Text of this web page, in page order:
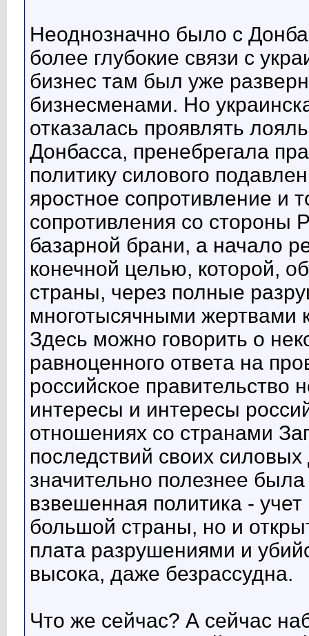
Неоднозначно было с
более глубокие связи с
бизнес там был уже
бизнесменами. Но
отказалась проявлять
Донбасса, пренебрегала
политику силового
яростное сопротивление и
сопротивления со стороны
базарной брани, а начало
конечной целью, которой,
страны, через полные
многотысячными жертвами
Здесь можно говорить о
равноценного ответа на
российское правительство
интересы и интересы
отношениях со странами
последствий своих
значительно полезнее
взвешенная политика -
большой страны, но и
плата разрушениями и
высока, даже безрассудна.
Что же сейчас? А сейчас